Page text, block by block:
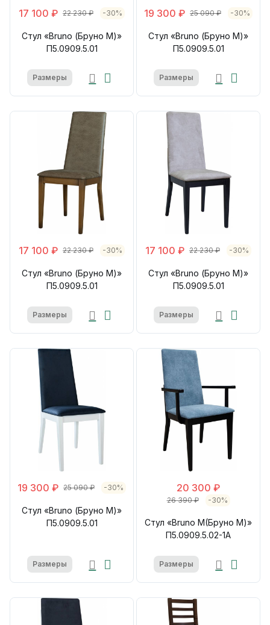
17 100 ₽ 22 230 ₽ -30%
Стул «Bruno (Бруно М)»
П5.0909.5.01
Размеры
19 300 ₽ 25 090 ₽ -30%
Стул «Bruno (Бруно М)»
П5.0909.5.01
Размеры
17 100 ₽ 22 230 ₽ -30%
Стул «Bruno (Бруно М)»
П5.0909.5.01
Размеры
17 100 ₽ 22 230 ₽ -30%
Стул «Bruno (Бруно М)»
П5.0909.5.01
Размеры
19 300 ₽ 25 090 ₽ -30%
Стул «Bruno (Бруно М)»
П5.0909.5.01
Размеры
20 300 ₽
26 390 ₽ -30%
Стул «Bruno M(Бруно М)»
П5.0909.5.02-1А
Размеры